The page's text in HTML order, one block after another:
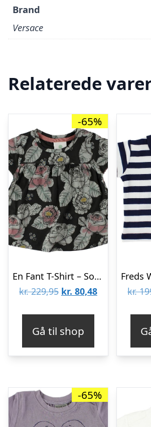
Brand
Versace
Relaterede
-65%
En Fant T-Shirt – Sort m. Blomster
kr.229,95 Den
var:
kr. 229,95.
kr. 80,48Den
kr. 80,48.
Gå til shop
kr.
-65%